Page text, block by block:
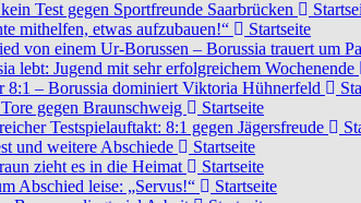
Test gegen Sportfreunde Saarbrücken
mithelfen, etwas aufzubauen!“
Startseite
von einem Ur-Borussen – Borussia trauert um
lebt: Jugend mit sehr erfolgreichem Wochenende
8:1 – Borussia dominiert Viktoria Hühnerfeld
gegen Braunschweig
Startseite
Testspielauftakt: 8:1 gegen Jägersfreude
und weitere Abschiede
Startseite
zieht es in die Heimat
Startseite
Abschied leise: „Servus!“
Startseite